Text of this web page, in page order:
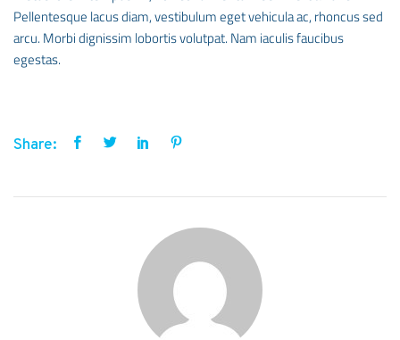
Pellentesque lacus diam, vestibulum eget vehicula ac, rhoncus sed
arcu. Morbi dignissim lobortis volutpat. Nam iaculis faucibus
egestas.
Share: